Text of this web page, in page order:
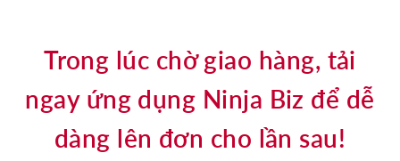
Trong lúc chờ giao hàng, tải
ngay ứng dụng Ninja Biz để dễ
dàng lên đơn cho lần sau!